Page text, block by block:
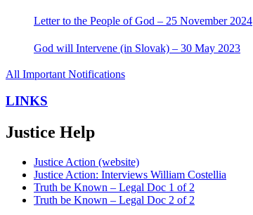
Letter to the People of God – 25 November 2024
God will Intervene (in Slovak) – 30 May 2023
All Important Notifications
LINKS
Justice Help
Justice Action (website)
Justice Action: Interviews William Costellia
Truth be Known – Legal Doc 1 of 2
Truth be Known – Legal Doc 2 of 2